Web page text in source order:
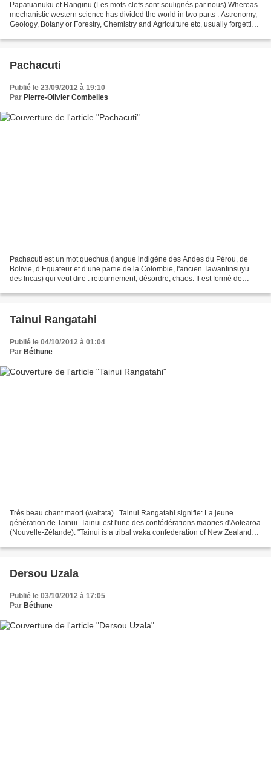
Papatuanuku et Ranginu (Les mots-clefs sont soulignés par nous) Whereas
mechanistic western science has divided the world in two parts : Astronomy,
Geology, Botany or Forestry, Chemistry and Agriculture etc, usually forgetting
Pachacuti
Publié le 23/09/2012 à 19:10
Par Pierre-Olivier Combelles
Pachacuti est un mot quechua (langue indigène des Andes du Pérou, de
Bolivie, d’Equateur et d’une partie de la Colombie, l'ancien Tawantinsuyu
des Incas) qui veut dire : retournement, désordre, chaos. Il est formé de
Tainui Rangatahi
Publié le 04/10/2012 à 01:04
Par Béthune
Très beau chant maori (waitata) . Tainui Rangatahi signifie: La jeune
génération de Tainui. Tainui est l'une des confédérations maories d'Aotearoa
(Nouvelle-Zélande): "Tainui is a tribal waka confederation of New Zealand
Dersou Uzala
Publié le 03/10/2012 à 17:05
Par Béthune